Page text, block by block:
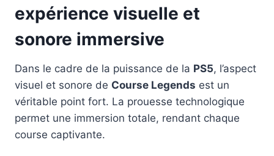
expérience visuelle et
sonore immersive
Dans le cadre de la puissance de la PS5, l’aspect
visuel et sonore de Course Legends est un
véritable point fort. La prouesse technologique
permet une immersion totale, rendant chaque
course captivante.